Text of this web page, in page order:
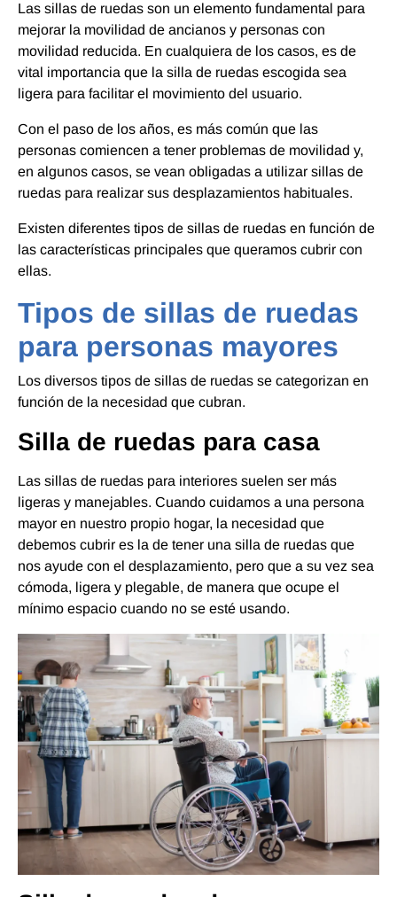
Las sillas de ruedas son un elemento fundamental para
mejorar la movilidad de ancianos y personas con
movilidad reducida. En cualquiera de los casos, es de
vital importancia que la silla de ruedas escogida sea
ligera para facilitar el movimiento del usuario.
Con el paso de los años, es más común que las
personas comiencen a tener problemas de movilidad y,
en algunos casos, se vean obligadas a utilizar sillas de
ruedas para realizar sus desplazamientos habituales.
Existen diferentes tipos de sillas de ruedas en función de
las características principales que queramos cubrir con
ellas.
Tipos de sillas de ruedas
para personas mayores
Los diversos tipos de sillas de ruedas se categorizan en
función de la necesidad que cubran.
Silla de ruedas para casa
Las sillas de ruedas para interiores suelen ser más
ligeras y manejables. Cuando cuidamos a una persona
mayor en nuestro propio hogar, la necesidad que
debemos cubrir es la de tener una silla de ruedas que
nos ayude con el desplazamiento, pero que a su vez sea
cómoda, ligera y plegable, de manera que ocupe el
mínimo espacio cuando no se esté usando.